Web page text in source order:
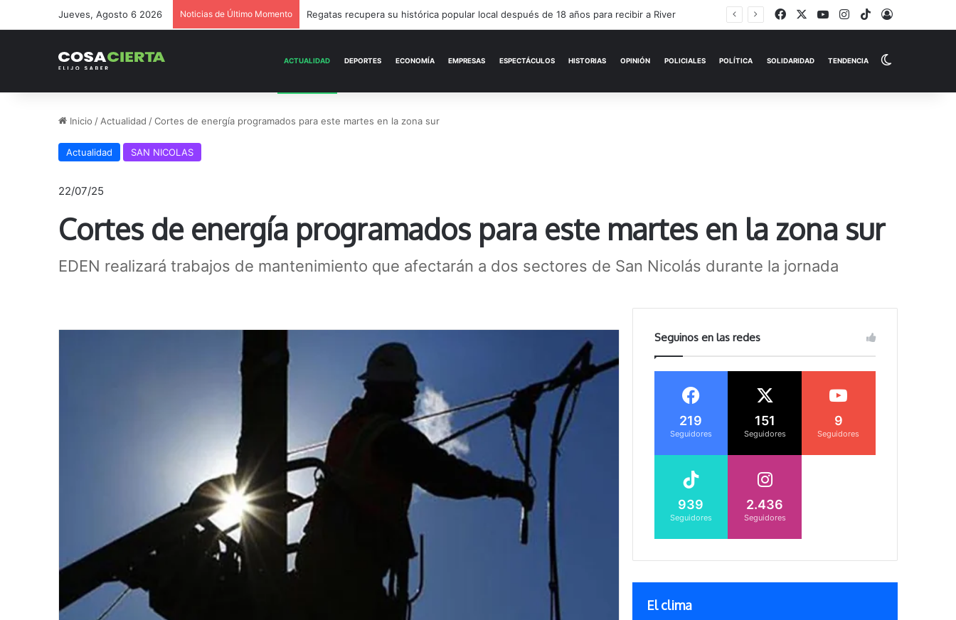
Jueves, Agosto 6 2026 Noticias de Último Momento Encuentro cultural con arte, música y una feria abierta FacebookYouTubeInstagram
TikTokIniciar
Inicio / Actualidad / Cortes de energía programados para este martes en la zona sur
Actualidad SAN NICOLAS
22/07/25
Cortes de energía programados para este martes en la zona sur
EDEN realizará trabajos de mantenimiento que afectarán a dos sectores de San Nicolás durante la jornada
Seguinos en las redes
219
Seguidores
151
Seguidores
9
Seguidores
939
Seguidores
2.436
Seguidores
El clima